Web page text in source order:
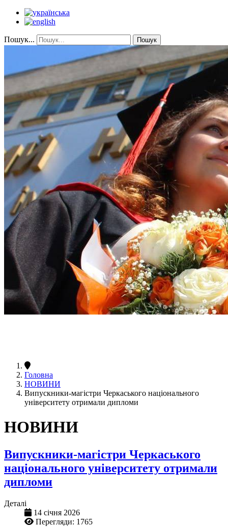
Пошук... Пошук
Головна
НОВИНИ
Випускники-магістри Черкаського національного
університету отримали дипломи
НОВИНИ
Випускники-магістри Черкаського
національного університету отримали
дипломи
Деталі
14 січня 2026
Перегляди: 1765